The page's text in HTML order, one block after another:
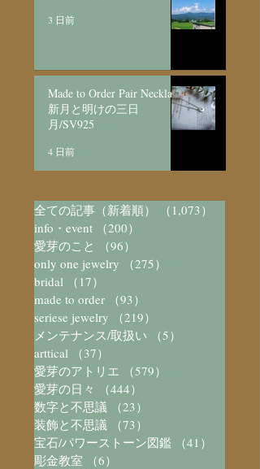
3 日前
Made to Order Pair Necklace
新月と明けの三日
月/SV925
4 日前
全ての記事（新着順） （1,073）
info・event
（200）
愛芽のこと
（96）
only one jewelry
（275）
bridal
（17）
made to order
（93）
seriese jewelry
（219）
メンテナンス/取扱い
（5）
arttical
（37）
愛芽のアトリエ
（579）
愛芽の日々
（444）
数字と不思議
（23）
装飾と不思議
（73）
宝石/パワーストーン図鑑
（41）
彫金教室
（6）